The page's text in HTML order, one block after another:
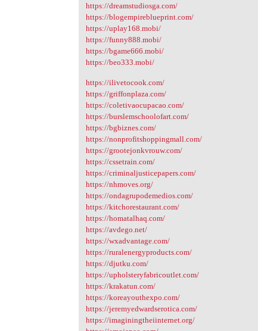
https://dreamstudiosga.com/
https://blogempireblueprint.com/
https://uplay168.mobi/
https://funny888.mobi/
https://bgame666.mobi/
https://beo333.mobi/
https://ilivetocook.com/
https://griffonplaza.com/
https://coletivaocupacao.com/
https://burslemschoolofart.com/
https://bgbiznes.com/
https://nonprofitshoppingmall.com/
https://grootejonkvrouw.com/
https://cssetrain.com/
https://criminaljusticepapers.com/
https://nhmoves.org/
https://ondagrupodemedios.com/
https://kitchorestaurant.com/
https://homatalhaq.com/
https://avdego.net/
https://wxadvantage.com/
https://ruralenergyproducts.com/
https://djutku.com/
https://upholsteryfabricoutlet.com/
https://krakatun.com/
https://koreayouthexpo.com/
https://jeremyedwardserotica.com/
https://imaginingtheiinternet.org/